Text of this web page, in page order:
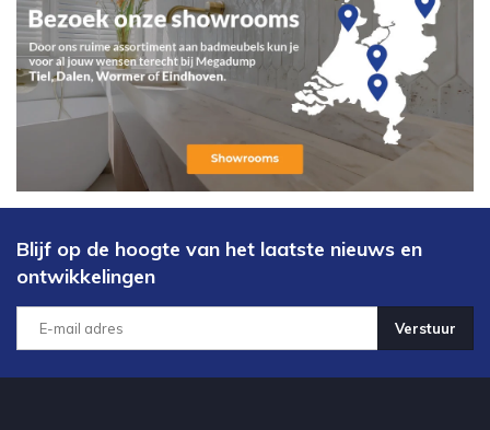
Blijf op de hoogte van het laatste nieuws en
ontwikkelingen
Verstuur